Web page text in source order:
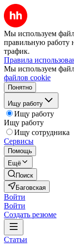
Мы используем
правильную работу
трафик.
Правила
Мы используем
файлов cookie
Понятно
Ищу работу
Ищу работу
Ищу работу
Ищу сотрудника
Сервисы
Помощь
Ещё
Поиск
Баговская
Войти
Войти
Создать резюме
Статьи